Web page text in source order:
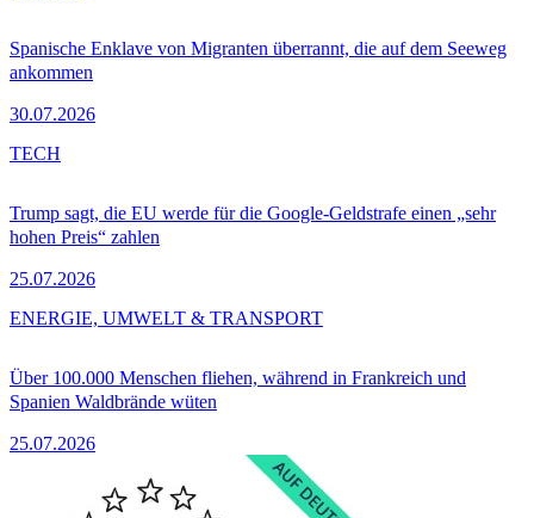
Spanische Enklave von Migranten überrannt, die auf dem Seeweg
ankommen
30.07.2026
Trump sagt, die EU werde für die Google-Geldstrafe einen „sehr
hohen Preis“ zahlen
25.07.2026
TECH
Über 100.000 Menschen fliehen, während in Frankreich und
Spanien Waldbrände wüten
25.07.2026
ENERGIE, UMWELT & TRANSPORT